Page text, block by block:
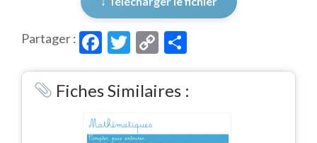
Partager : Facebook
Twitter
Copy
Link
Fiches Similaires :